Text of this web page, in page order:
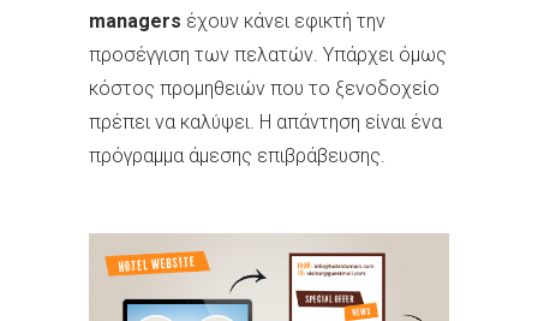
managers έχουν κάνει εφικτή την
προσέγγιση των πελατών. Υπάρχει όμως
κόστος προμηθειών που το ξενοδοχείο
πρέπει να καλύψει. Η απάντηση είναι ένα
πρόγραμμα άμεσης επιβράβευσης.